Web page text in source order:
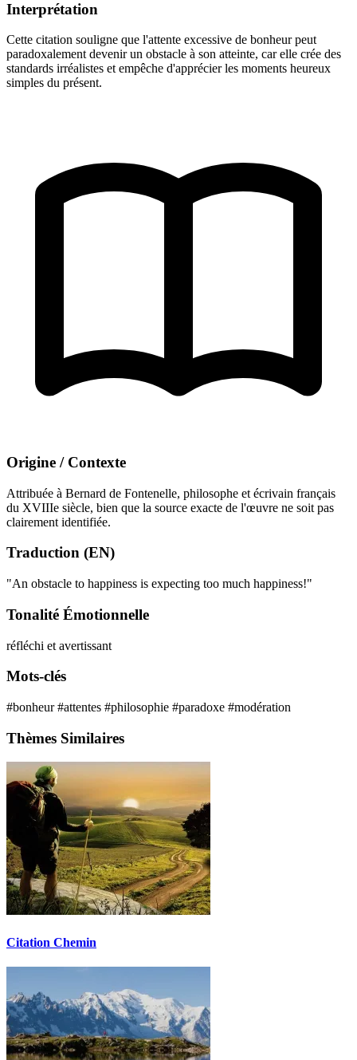
Interprétation
Cette citation souligne que l'attente excessive de bonheur peut
paradoxalement devenir un obstacle à son atteinte, car elle crée des
standards irréalistes et empêche d'apprécier les moments heureux
simples du présent.
Origine / Contexte
Attribuée à Bernard de Fontenelle, philosophe et écrivain français
du XVIIIe siècle, bien que la source exacte de l'œuvre ne soit pas
clairement identifiée.
Traduction (EN)
"An obstacle to happiness is expecting too much happiness!"
Tonalité Émotionnelle
réfléchi et avertissant
Mots-clés
#bonheur#attentes #philosophie #paradoxe #modération
Thèmes Similaires
Citation Chemin